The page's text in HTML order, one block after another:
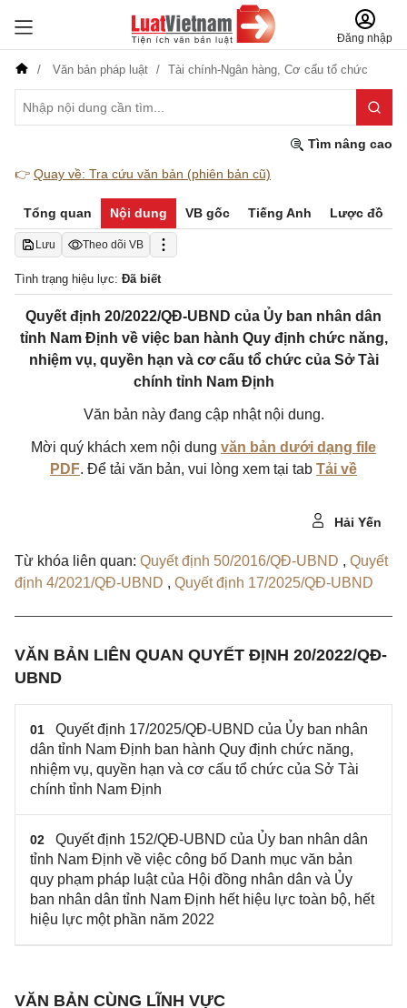
Đăng nhập
Văn bản pháp luật Tài chính-Ngân hàng, Cơ cấu tổ chức
Tìm nâng cao
👉 Quay về: Tra cứu văn bản (phiên bản cũ)
Tổng quan Nội dung VB gốc Tiếng Anh Lược đồ
Lưu Theo dõi VB
Tình trạng hiệu lực: Đã biết
Quyết định 20/2022/QĐ-UBND của Ủy ban nhân dân
tỉnh Nam Định về việc ban hành Quy định chức năng,
nhiệm vụ, quyền hạn và cơ cấu tổ chức của Sở Tài
chính tỉnh Nam Định
Văn bản này đang cập nhật nội dung.
Mời quý khách xem nội dung văn bản dưới dạng file
PDF. Để tải văn bản, vui lòng xem tại tab Tải về
Hải Yến
Từ khóa liên quan: Quyết định 50/2016/QĐ-UBND , Quyết
định 4/2021/QĐ-UBND , Quyết định 17/2025/QĐ-UBND
VĂN BẢN LIÊN QUAN QUYẾT ĐỊNH 20/2022/QĐ-
UBND
01
Quyết định 17/2025/QĐ-UBND của Ủy ban nhân
dân tỉnh Nam Định ban hành Quy định chức năng,
nhiệm vụ, quyền hạn và cơ cấu tổ chức của Sở Tài
chính tỉnh Nam Định
02
Quyết định 152/QĐ-UBND của Ủy ban nhân dân
tỉnh Nam Định về việc công bố Danh mục văn bản
quy phạm pháp luật của Hội đồng nhân dân và Ủy
ban nhân dân tỉnh Nam Định hết hiệu lực toàn bộ, hết
hiệu lực một phần năm 2022
VĂN BẢN CÙNG LĨNH VỰC